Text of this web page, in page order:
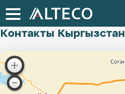
Контакты Кыргызстан